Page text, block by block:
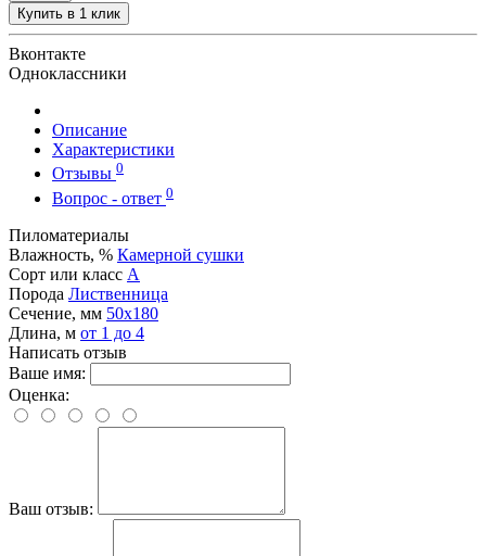
Купить в 1 клик
Вконтакте
Одноклассники
Описание
Характеристики
Отзывы 0
Вопрос - ответ 0
Пиломатериалы
Влажность, % Камерной сушки
Сорт или класс А
Порода Лиственница
Сечение, мм 50x180
Длина, м от 1 до 4
Написать отзыв
Ваше имя:
Оценка:
Ваш отзыв: